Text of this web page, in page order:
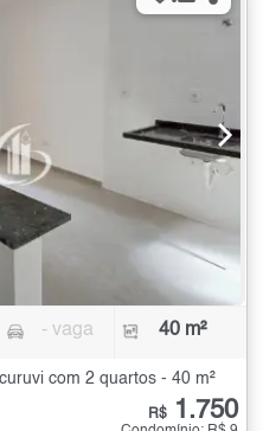
- vaga 40 m²
com 2 quartos - 40 m²
R$ 1.750